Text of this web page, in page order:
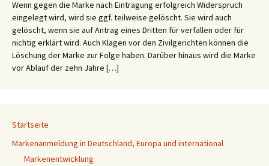
Wenn gegen die Marke nach Eintragung erfolgreich Widerspruch
eingelegt wird, wird sie ggf. teilweise gelöscht. Sie wird auch
gelöscht, wenn sie auf Antrag eines Dritten für verfallen oder für
nichtig erklärt wird. Auch Klagen vor den Zivilgerichten können die
Löschung der Marke zur Folge haben. Darüber hinaus wird die Marke
vor Ablauf der zehn Jahre […]
Startseite
Markenanmeldung in Deutschland, Europa und international
Markenentwicklung